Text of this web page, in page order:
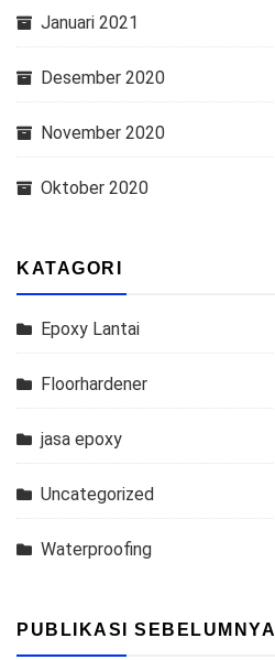
Januari 2021
Desember 2020
November 2020
Oktober 2020
KATAGORI
Epoxy Lantai
Floorhardener
jasa epoxy
Uncategorized
Waterproofing
PUBLIKASI SEBELUMNYA